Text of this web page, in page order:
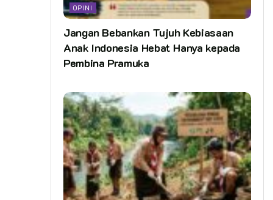
OPINI
Jangan Bebankan Tujuh Kebiasaan
Anak Indonesia Hebat Hanya kepada
Pembina Pramuka